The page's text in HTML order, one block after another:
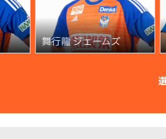
舞行龍 ジェームズ